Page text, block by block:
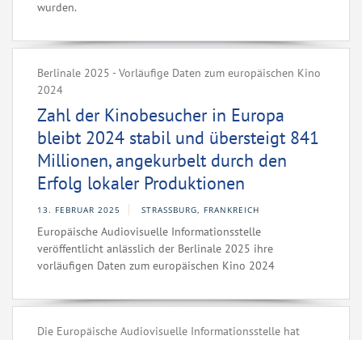
wurden.
Berlinale 2025 - Vorläufige Daten zum europäischen Kino
2024
Zahl der Kinobesucher in Europa
bleibt 2024 stabil und übersteigt 841
Millionen, angekurbelt durch den
Erfolg lokaler Produktionen
13. FEBRUAR 2025 STRASSBURG, FRANKREICH
Europäische Audiovisuelle Informationsstelle
veröffentlicht anlässlich der Berlinale 2025 ihre
vorläufigen Daten zum europäischen Kino 2024
Die Europäische Audiovisuelle Informationsstelle hat